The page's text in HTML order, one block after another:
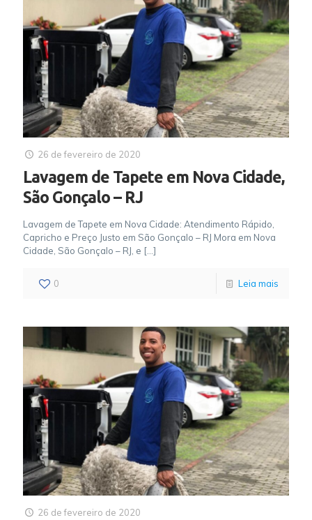
26 de fevereiro de 2020
Lavagem de Tapete em Nova Cidade,
São Gonçalo – RJ
Lavagem de Tapete em Nova Cidade: Atendimento Rápido,
Capricho e Preço Justo em São Gonçalo – RJ Mora em Nova
Cidade, São Gonçalo – RJ, e […]
0 Leia mais
26 de fevereiro de 2020